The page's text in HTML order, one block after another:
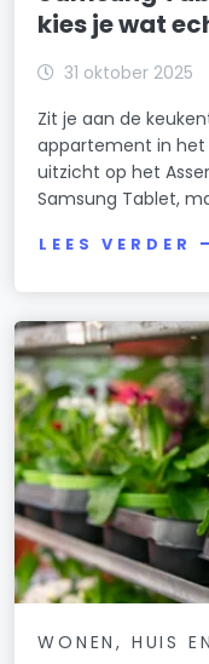
kies je wat
31 oktober 2025
Zit je aan de
appartement in
uitzicht op het
Samsung Tablet,
LEES VERDER
WONEN, HUIS